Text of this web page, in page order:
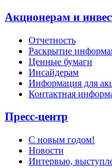
Акционерам и
Отчетность
Раскрытие
Ценные бумаги
Инсайдерам
Информация для
Контактная
Пресс-центр
С новым годом!
Новости
Интервью,